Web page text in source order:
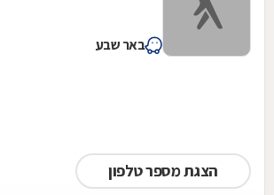
באר שבע
הצגת מספר טלפון